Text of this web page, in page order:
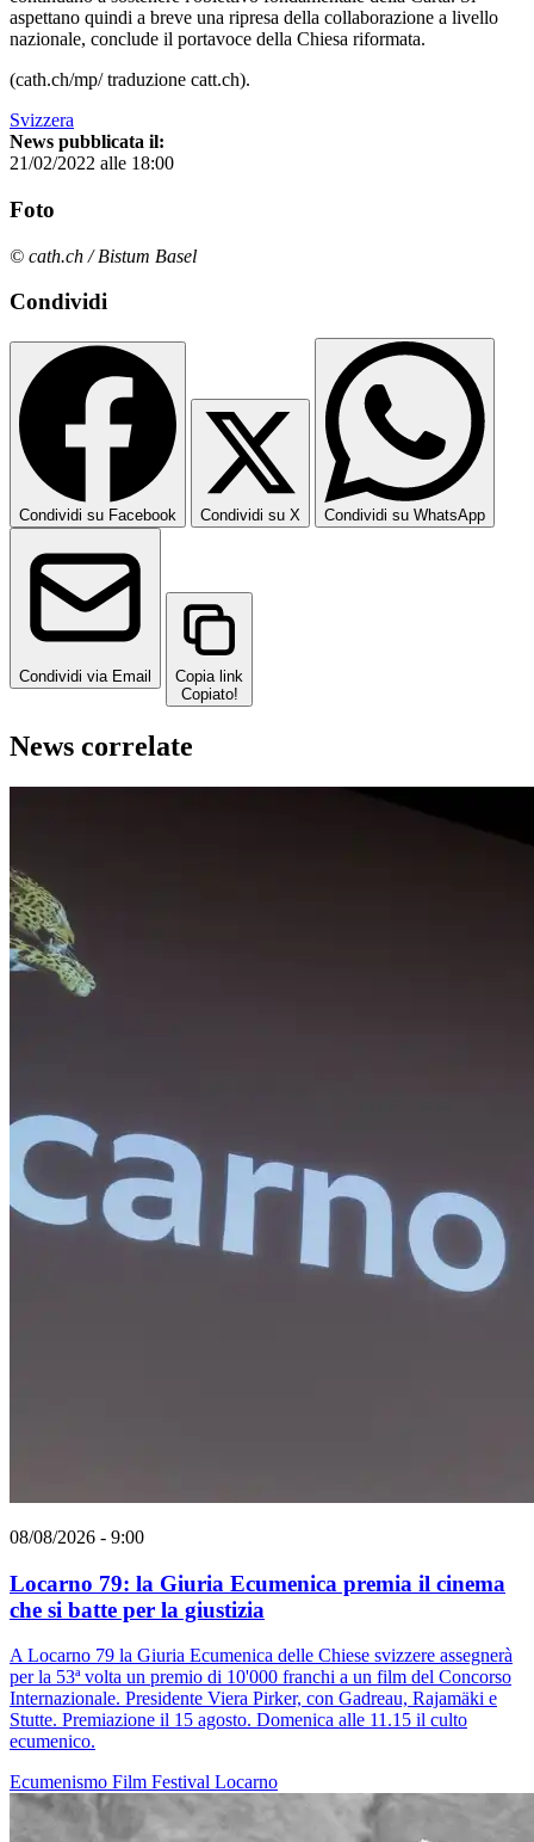
aspettano quindi a breve una ripresa della collaborazione a livello
nazionale, conclude il portavoce della Chiesa riformata.
(cath.ch/mp/ traduzione catt.ch).
Svizzera
News pubblicata il:
21/02/2022 alle 18:00
Foto
© cath.ch / Bistum Basel
Condividi
Condividi su Facebook Condividi su X Condividi su WhatsApp
Condividi via Email
Copia link
Copiato!
News correlate
08/08/2026 - 9:00
Locarno 79: la Giuria Ecumenica premia il cinema
che si batte per la giustizia
A Locarno 79 la Giuria Ecumenica delle Chiese svizzere assegnerà
per la 53ª volta un premio di 10'000 franchi a un film del Concorso
Internazionale. Presidente Viera Pirker, con Gadreau, Rajamäki e
Stutte. Premiazione il 15 agosto. Domenica alle 11.15 il culto
ecumenico.
Ecumenismo Film Festival Locarno